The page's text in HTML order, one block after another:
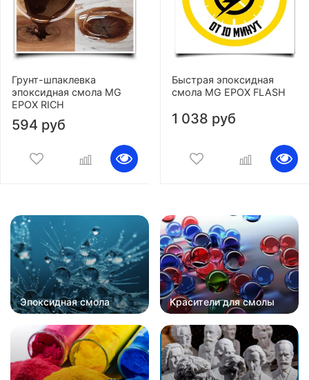
Грунт-шпаклевка
эпоксидная смола MG
EPOX RICH
594 руб
Быстрая эпоксидная
смола MG EPOX FLASH
1 038 руб
Эпоксидная смола Красители для смолы